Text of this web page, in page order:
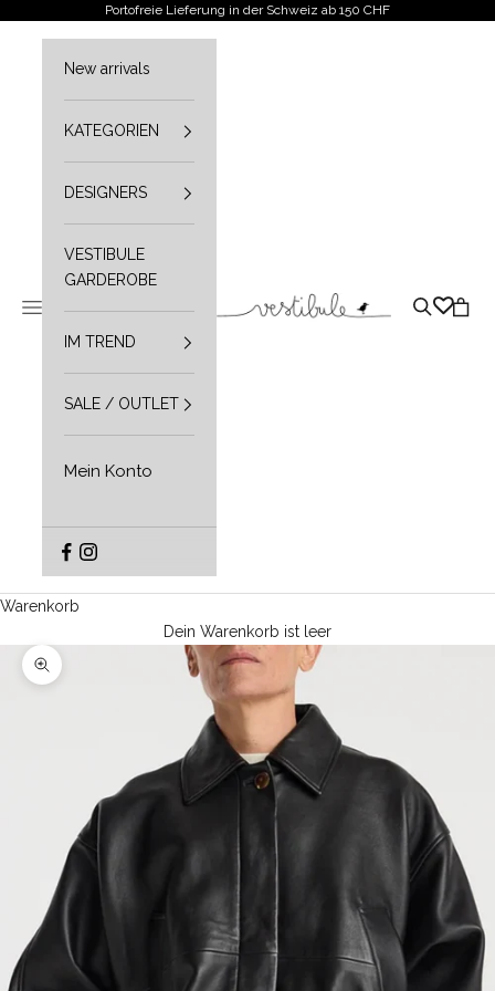
Zum Inhalt springenPortofreie Lieferung in der Schweiz ab 150 CHF
Vestibule
Navigationsmenü öffnen Suche
New arrivals
KATEGORIEN
DESIGNERS
VESTIBULE
GARDEROBE
IM TREND
SALE / OUTLET
Mein Konto
Warenkorb
Dein Warenkorb ist leer
Bild vergrößern